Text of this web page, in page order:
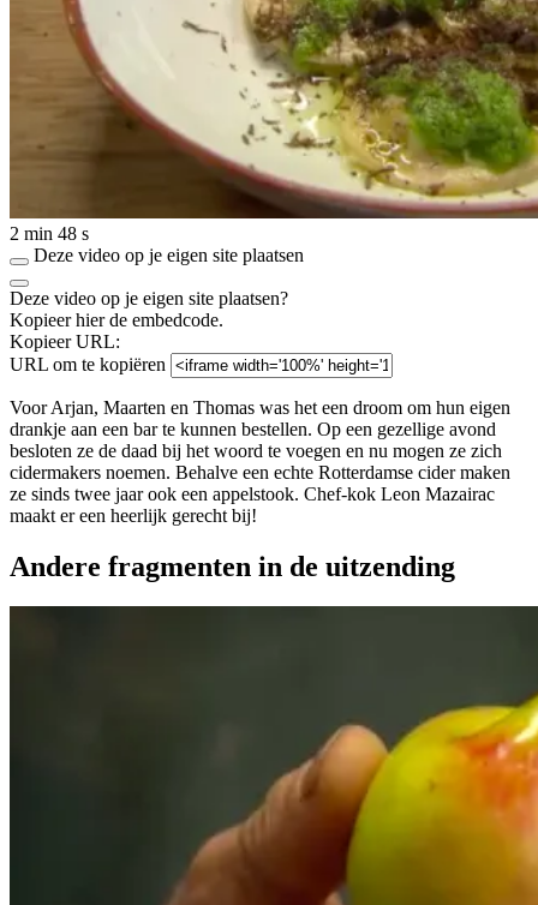
2 min 48 s
Deze video op je eigen site plaatsen
Deze video op je eigen site plaatsen?
Kopieer hier de embedcode.
Kopieer URL:
URL om te kopiëren
Voor Arjan, Maarten en Thomas was het een droom om hun eigen
drankje aan een bar te kunnen bestellen. Op een gezellige avond
besloten ze de daad bij het woord te voegen en nu mogen ze zich
cidermakers noemen. Behalve een echte Rotterdamse cider maken
ze sinds twee jaar ook een appelstook. Chef-kok Leon Mazairac
maakt er een heerlijk gerecht bij!
Andere fragmenten in de uitzending